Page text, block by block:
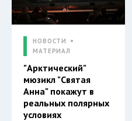
НОВОСТИ
МАТЕРИАЛ
"Арктический"
мюзикл "Святая
Анна" покажут в
реальных полярных
условиях